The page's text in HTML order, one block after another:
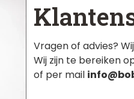
Vragen of advies?
Wij zijn te bereiken
of per mail